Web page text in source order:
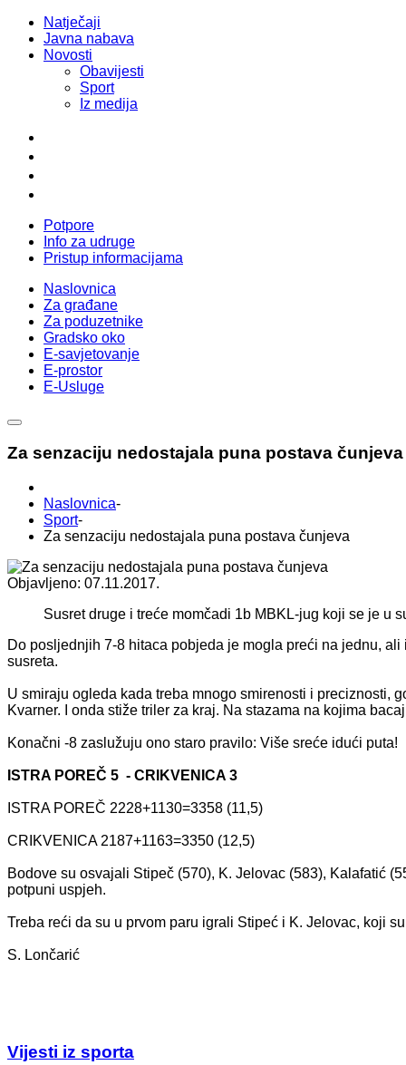
Natječaji
Javna nabava
Novosti
Obavijesti
Sport
Iz medija
Potpore
Info za udruge
Pristup informacijama
Naslovnica
Za građane
Za poduzetnike
Gradsko oko
E-savjetovanje
E-prostor
E-Usluge
Za senzaciju nedostajala puna postava čunjeva
Naslovnica-
Sport-
Za senzaciju nedostajala puna postava čunjeva
Objavljeno: 07.11.2017.
Susret druge i treće momčadi 1b MBKL-jug koji se je u
Do posljednjih 7-8 hitaca pobjeda je mogla preći na jednu,
susreta.
U smiraju ogleda kada treba mnogo smirenosti i preciznosti,
Kvarner. I onda stiže triler za kraj. Na stazama na kojima
Konačni -8 zaslužuju ono staro pravilo: Više sreće idući puta!
ISTRA POREČ 5 - CRIKVENICA 3
ISTRA POREČ 2228+1130=3358 (11,5)
CRIKVENICA 2187+1163=3350 (12,5)
Bodove su osvajali Stipeč (570), K. Jelovac (583), Kalafatić
potpuni uspjeh.
Treba reći da su u prvom paru igrali Stipeć i K. Jelovac, koji
S. Lončarić
Vijesti iz sporta